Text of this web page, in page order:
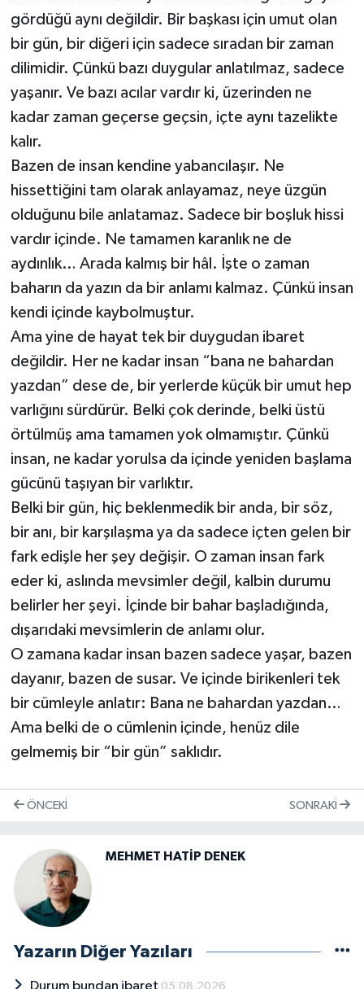
gördüğü aynı değildir. Bir başkası için umut olan
bir gün, bir diğeri için sadece sıradan bir zaman
dilimidir. Çünkü bazı duygular anlatılmaz, sadece
yaşanır. Ve bazı acılar vardır ki, üzerinden ne
kadar zaman geçerse geçsin, içte aynı tazelikte
kalır.
Bazen de insan kendine yabancılaşır. Ne
hissettiğini tam olarak anlayamaz, neye üzgün
olduğunu bile anlatamaz. Sadece bir boşluk hissi
vardır içinde. Ne tamamen karanlık ne de
aydınlık… Arada kalmış bir hâl. İşte o zaman
baharın da yazın da bir anlamı kalmaz. Çünkü insan
kendi içinde kaybolmuştur.
Ama yine de hayat tek bir duygudan ibaret
değildir. Her ne kadar insan “bana ne bahardan
yazdan” dese de, bir yerlerde küçük bir umut hep
varlığını sürdürür. Belki çok derinde, belki üstü
örtülmüş ama tamamen yok olmamıştır. Çünkü
insan, ne kadar yorulsa da içinde yeniden başlama
gücünü taşıyan bir varlıktır.
Belki bir gün, hiç beklenmedik bir anda, bir söz,
bir anı, bir karşılaşma ya da sadece içten gelen bir
fark edişle her şey değişir. O zaman insan fark
eder ki, aslında mevsimler değil, kalbin durumu
belirler her şeyi. İçinde bir bahar başladığında,
dışarıdaki mevsimlerin de anlamı olur.
O zamana kadar insan bazen sadece yaşar, bazen
dayanır, bazen de susar. Ve içinde birikenleri tek
bir cümleyle anlatır: Bana ne bahardan yazdan…
Ama belki de o cümlenin içinde, henüz dile
gelmemiş bir “bir gün” saklıdır.
ÖNCEKI SONRAKI
MEHMET HATİP DENEK
Yazarın Diğer Yazıları
Durum bundan ibaret 05.08.2026